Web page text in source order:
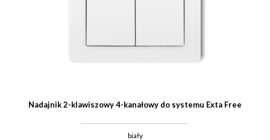
Nadajnik 2-klawiszowy 4-kanałowy do systemu Exta Free
biały